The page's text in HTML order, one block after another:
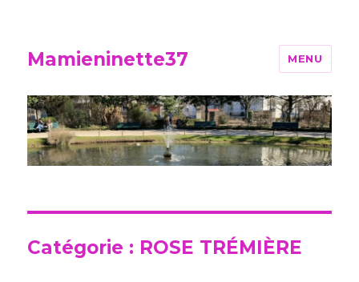
Mamieninette37 MENU
Catégorie : ROSE TRÉMIÈRE